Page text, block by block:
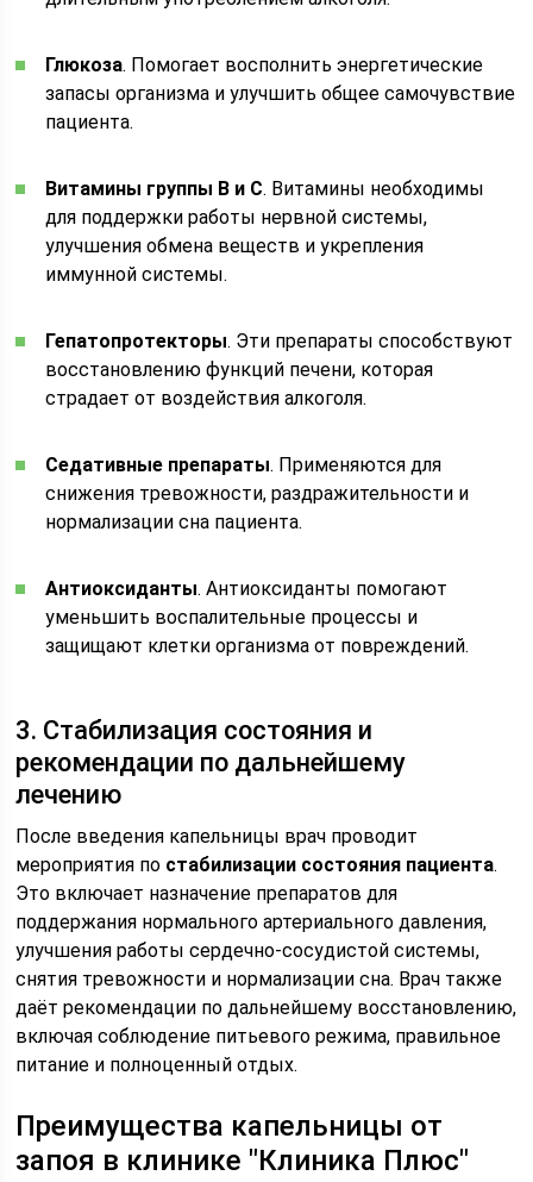
Глюкоза. Помогает восполнить энергетические
запасы организма и улучшить общее самочувствие
пациента.
Витамины группы B и C. Витамины необходимы
для поддержки работы нервной системы,
улучшения обмена веществ и укрепления
иммунной системы.
Гепатопротекторы. Эти препараты способствуют
восстановлению функций печени, которая
страдает от воздействия алкоголя.
Седативные препараты. Применяются для
снижения тревожности, раздражительности и
нормализации сна пациента.
Антиоксиданты. Антиоксиданты помогают
уменьшить воспалительные процессы и
защищают клетки организма от повреждений.
3. Стабилизация состояния и
рекомендации по дальнейшему
лечению
После введения капельницы врач проводит
мероприятия по стабилизации состояния пациента.
Это включает назначение препаратов для
поддержания нормального артериального давления,
улучшения работы сердечно-сосудистой системы,
снятия тревожности и нормализации сна. Врач также
даёт рекомендации по дальнейшему восстановлению,
включая соблюдение питьевого режима, правильное
питание и полноценный отдых.
Преимущества капельницы от
запоя в клинике "Клиника Плюс"